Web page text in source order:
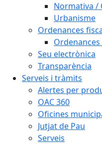
Normativa /
Urbanisme
Ordenances
Ordenances
Seu electrònica
Transparència
Serveis i tràmits
Alertes per
OAC 360
Oficines
Jutjat de Pau
Serveis